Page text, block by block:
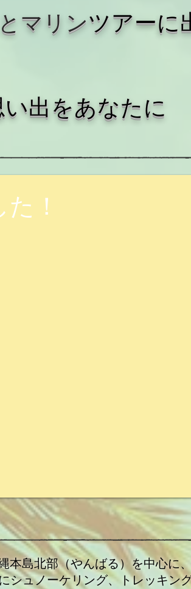
マリンツアー​に
出をあなたに
！
本島北部（やんばる）を中心に、
シュノーケリング、トレッキン